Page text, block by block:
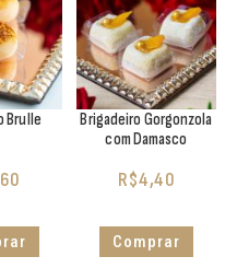
Brulle
Brigadeiro Gorgonzola
com Damasco
R$4,40
Comprar